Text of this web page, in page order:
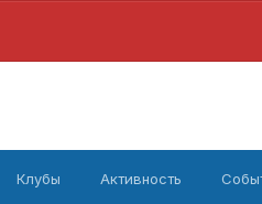
Клубы Активность